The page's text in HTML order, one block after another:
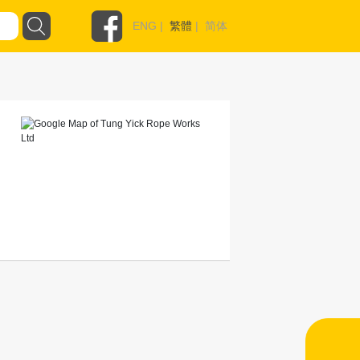
ENG | 繁體 | 简体